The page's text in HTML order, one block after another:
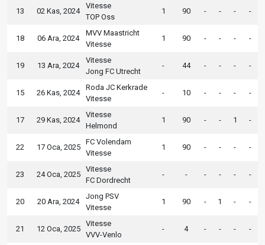
13 02 Kas, 2024
Vitesse
TOP Oss
1 90 - - - -
18 06 Ara, 2024
MVV Maastricht
Vitesse
1 90 - - - -
19 13 Ara, 2024
Vitesse
Jong FC Utrecht
- 44 - - - -
15 26 Kas, 2024
Roda JC Kerkrade
Vitesse
- 10 - - - -
17 29 Kas, 2024
Vitesse
Helmond
1 90 - - 1 -
22 17 Oca, 2025
FC Volendam
Vitesse
1 90 - - - -
23 24 Oca, 2025
Vitesse
FC Dordrecht
- - - - - -
20 20 Ara, 2024
Jong PSV
Vitesse
1 90 - 1 - -
21 12 Oca, 2025
Vitesse
VVV-Venlo
- 4 - - - -